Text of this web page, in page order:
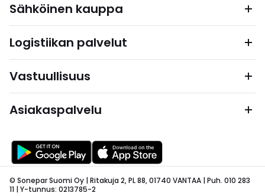
Sähköinen kauppa
Logistiikan palvelut
Vastuullisuus
Asiakaspalvelu
© Sonepar Suomi Oy | Ritakuja 2, PL 88, 01740 VANTAA | Puh. 010 283
11 | Y-tunnus: 0213785-2